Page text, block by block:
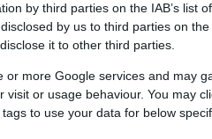
by third parties on the IAB’s list
by us to third parties on the
it to other third parties.
or more Google services and may
or usage behaviour. You may
to use your data for below